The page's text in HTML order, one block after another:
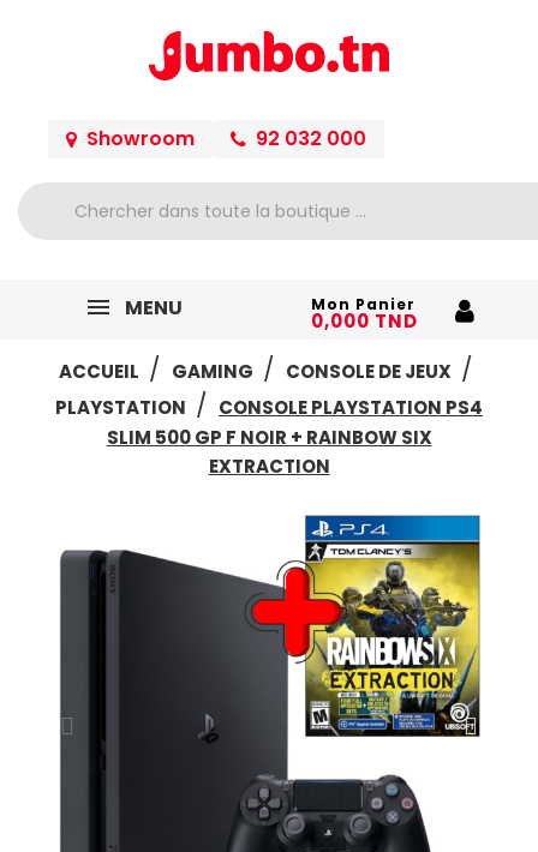
Showroom 92 032 000
MENU Mon Panier
0,000 TND
ACCUEIL
GAMING
CONSOLE DE JEUX
PLAYSTATION
CONSOLE PLAYSTATION PS4
SLIM 500 GP F NOIR + RAINBOW SIX
EXTRACTION